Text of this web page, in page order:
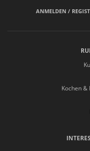
ANMELDEN /
Kochen &